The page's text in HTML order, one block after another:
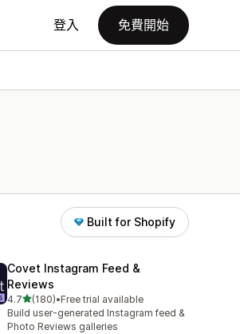
登入 免費開始
Built for Shopify
Covet Instagram Feed &
Reviews
4.7滿分 5 顆星
(180)
共有 180 則評價
•Free trial available
Build user-generated Instagram feed &
Photo Reviews galleries